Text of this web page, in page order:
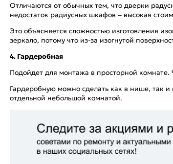
Отличаются от обычных тем, что дверки
недостаток радиусных шкафов – высокая
Это объясняется сложностью изготовления
зеркало, потому что из-за изогнутой
4. Гардеробная
Подойдет для монтажа в просторной
Гардеробную можно сделать как в нише, так
отдельной небольшой комнатой.